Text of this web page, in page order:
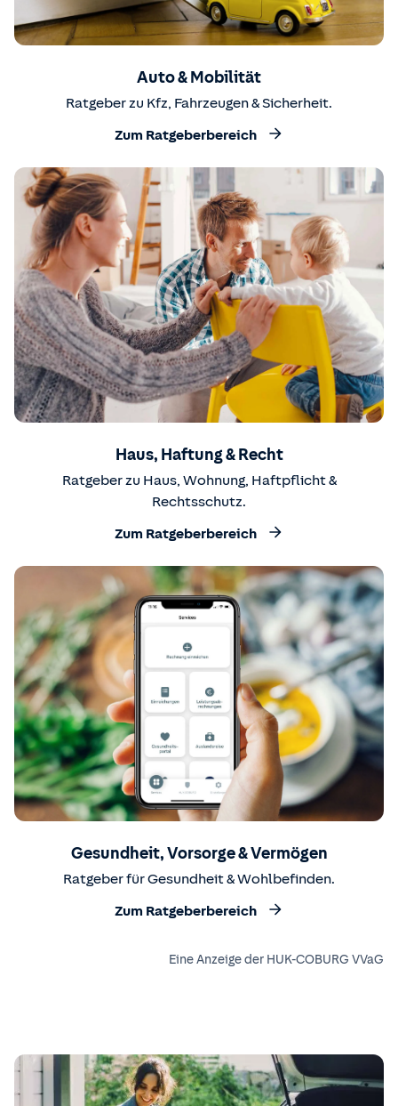
Auto & Mobilität
Ratgeber zu Kfz, Fahrzeugen & Sicherheit.
Zum Ratgeberbereich
Haus, Haftung & Recht
Ratgeber zu Haus, Wohnung, Haftpflicht &
Rechtsschutz.
Zum Ratgeberbereich
Gesundheit, Vorsorge & Vermögen
Ratgeber für Gesundheit & Wohlbefinden.
Zum Ratgeberbereich
Eine Anzeige der HUK-COBURG VVaG